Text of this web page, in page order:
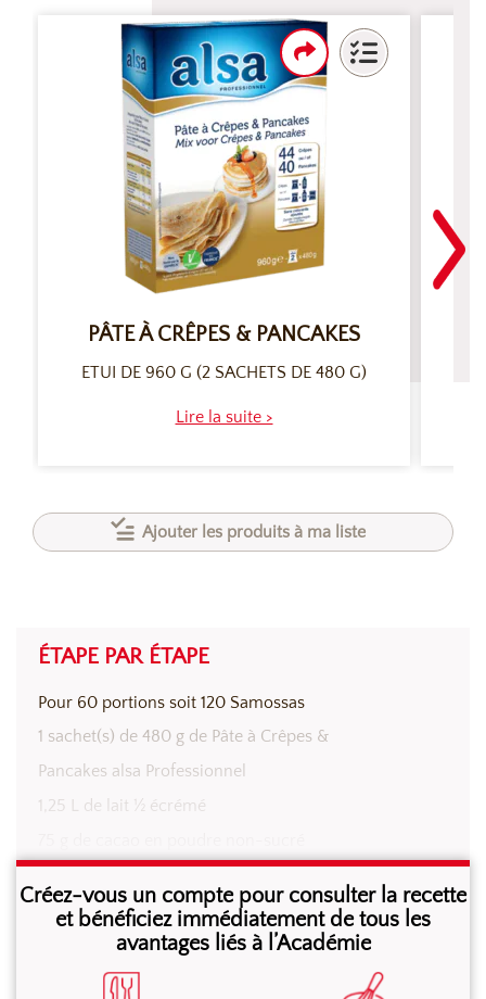
PÂTE À CRÊPES & PANCAKES
ETUI DE 960 G (2 SACHETS DE 480 G)
Lire la suite >
Ajouter les produits à ma liste
ÉTAPE PAR ÉTAPE
Pour 60 portions soit 120 Samossas
1 sachet(s) de 480 g de Pâte à Crêpes &
Pancakes alsa Professionnel
1,25 L de lait ½ écrémé
équivalent en poires fraîches)
50 g de copeaux de chocolat noir ou lait
0,25 de bouteille de Sauce Chocolat alsa
Créez-vous un compte pour consulter la recette
et bénéficiez immédiatement de tous les
avantages liés à l’Académie